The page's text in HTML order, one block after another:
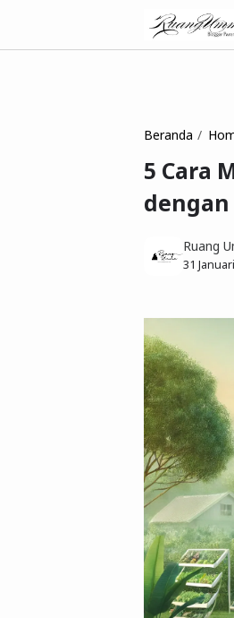
Beranda
5 Cara
Ruang
31